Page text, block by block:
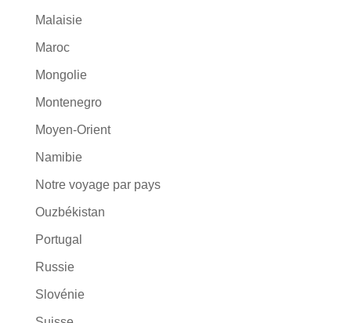
Malaisie
Maroc
Mongolie
Montenegro
Moyen-Orient
Namibie
Notre voyage par pays
Ouzbékistan
Portugal
Russie
Slovénie